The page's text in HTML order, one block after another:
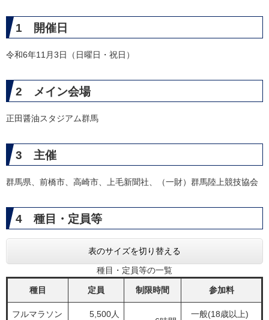
1 開催日
令和6年11月3日（日曜日・祝日）
2 メイン会場
正田醤油スタジアム群馬
3 主催
群馬県、前橋市、高崎市、上毛新聞社、（一財）群馬陸上競技協会
4 種目・定員等
表のサイズを切り替える
種目・定員等の一覧
種目 定員 制限時間 参加料
フルマラソン 5,500人
一般(18歳以上)